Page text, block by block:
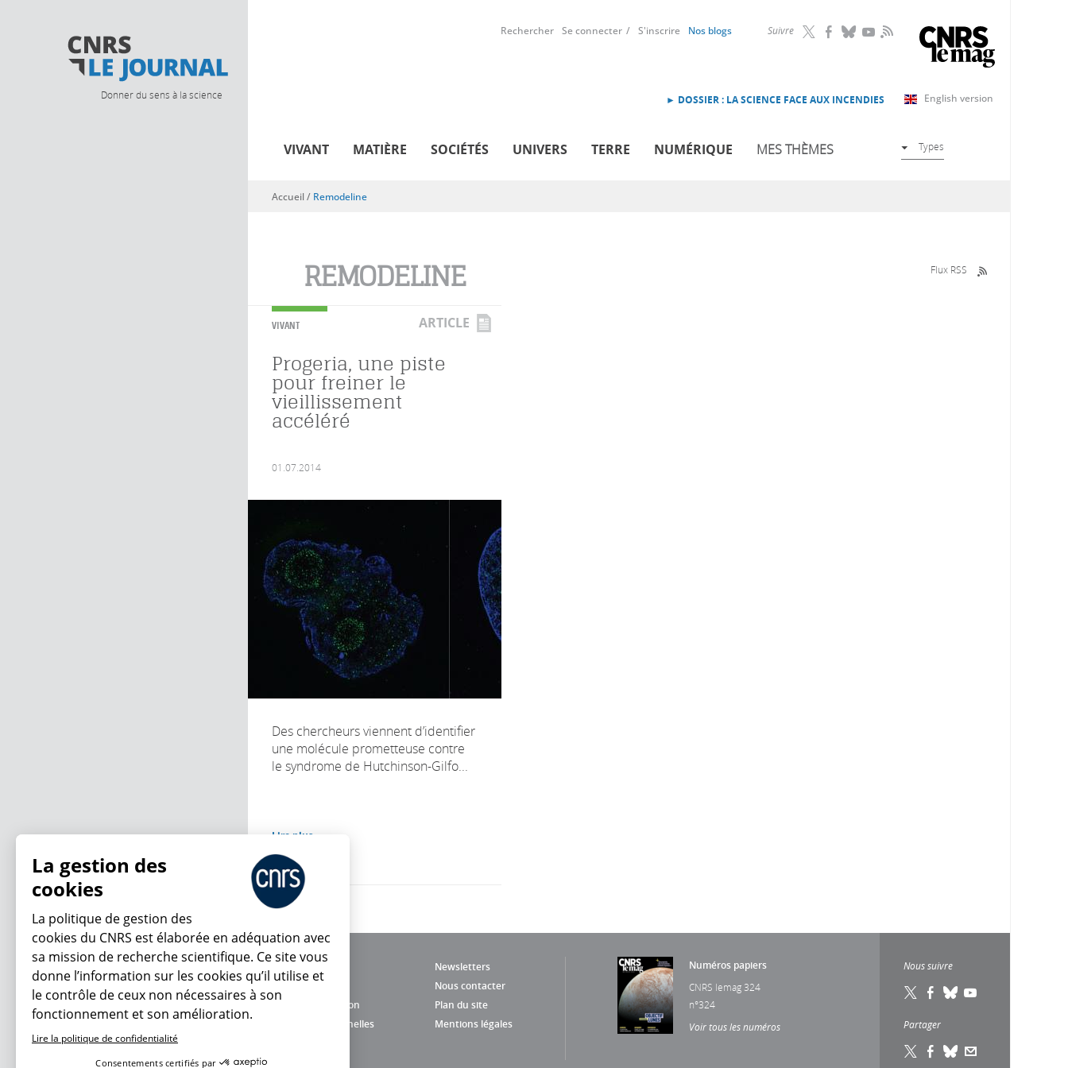
Donner du sens à la science
Suivre RSS
Rechercher Se connecter S'inscrire Nos blogs
English version
► DOSSIER : LA SCIENCE FACE AUX INCENDIES
VIVANT MATIÈRE SOCIÉTÉS UNIVERS TERRE NUMÉRIQUE MES THÈMES Types
Vous êtes ici
Accueil/ Remodeline
REMODELINE Flux RSS
VIVANT ARTICLE
Progeria, une piste
pour freiner le
vieillissement
accéléré
01.07.2014
Des chercheurs viennent d’identifier
une molécule prometteuse contre
le syndrome de Hutchinson-Gilfo...
Lire plus
Newsletters
Nous contacter
Charte d'utilisation
Plan du site
Données personnelles
Mentions légales
Numéros papiers
CNRS lemag 324
n°324
Voir tous les numéros
Nous suivre
Partager
En ce moment
La gestion des
cookies
La politique de gestion des
cookies du CNRS est élaborée en adéquation avec
sa mission de recherche scientifique. Ce site vous
donne l’information sur les cookies qu’il utilise et
le contrôle de ceux non nécessaires à son
fonctionnement et son amélioration.
Lire la politique de confidentialité
Consentements certifiés par